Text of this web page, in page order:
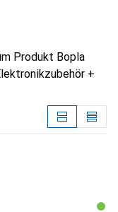
Produkt Bopla
+